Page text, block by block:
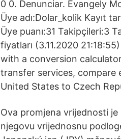
0 0. Denunciar. Evangely
Üye adı:Dolar_kolik Kayıt
Üye puanı:31 Takipçileri:3
fiyatları (3.11.2020
with a conversion
transfer services, compare
United States to Czech
Ova promjena vrijednosti
njegovu vrijednosnu